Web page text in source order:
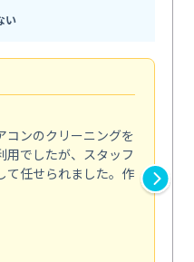
い
コンのクリーニングを
用でしたが、スタッフ
て任せられました。作